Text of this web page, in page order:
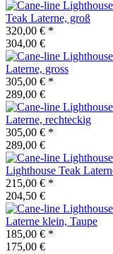
Teak Laterne, groß
320,00 € *
304,00 €
Laterne, gross
305,00 € *
289,00 €
Laterne, rechteckig
305,00 € *
289,00 €
Lighthouse Teak
215,00 € *
204,50 €
Laterne klein, Taupe
185,00 € *
175,00 €